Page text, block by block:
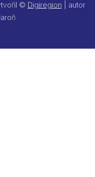
© Digiregion | autor